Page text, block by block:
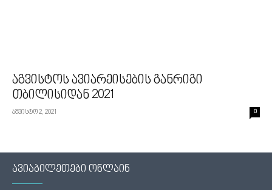
აგვისტოს ავიარეისების განრიგი
თბილისიდან 2021
აგვისტო 2, 2021 0
ავიაბილეთები ონლაინ